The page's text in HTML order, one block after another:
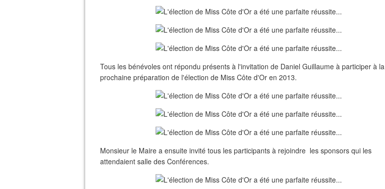
Tous les bénévoles ont répondu présents à l'invitation de Daniel Guillaume à participer à la
prochaine préparation de l'élection de Miss Côte d'Or en 2013.
Monsieur le Maire a ensuite invité tous les participants à rejoindre les sponsors qui les
attendaient salle des Conférences.